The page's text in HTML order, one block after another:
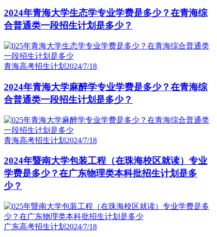
2024年青海大学生态学专业学费是多少？在青海综
合普通类一段招生计划是多少？
青海高考招生计划 2024/7/18
2024年青海大学麻醉学专业学费是多少？在青海综
合普通类一段招生计划是多少？
青海高考招生计划 2024/7/18
2024年暨南大学包装工程（在珠海校区就读）专业
学费是多少？在广东物理类本科批招生计划是多
少？
广东高考招生计划 2024/7/18